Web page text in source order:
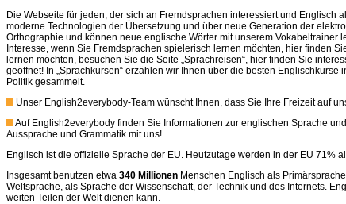
Die Webseite für jeden, der sich an Fremdsprachen interessiert und
moderne Technologien der Übersetzung und über neue Generation der
Orthographie und können neue englische Wörter mit unserem Vokabeltrainer
Interesse, wenn Sie Fremdsprachen spielerisch lernen möchten, hier finden
lernen möchten, besuchen Sie die Seite „Sprachreisen“, hier finden Sie
geöffnet! In „Sprachkursen“ erzählen wir Ihnen über die besten
Politik gesammelt.
Unser English2everybody-Team wünscht Ihnen, dass Sie Ihre Freizeit auf
Auf English2everybody finden Sie Informationen zur englischen Sprache
Aussprache und Grammatik mit uns!
Englisch ist die offizielle Sprache der EU. Heutzutage werden in der EU 71%
Insgesamt benutzen etwa 340 Millionen Menschen Englisch als
Weltsprache, als Sprache der Wissenschaft, der Technik und des Internets.
weiten Teilen der Welt dienen kann.